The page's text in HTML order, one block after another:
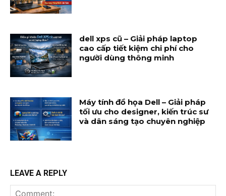
dell xps cũ – Giải pháp laptop
cao cấp tiết kiệm chi phí cho
người dùng thông minh
Máy tính đồ họa Dell – Giải pháp
tối ưu cho designer, kiến trúc sư
và dân sáng tạo chuyên nghiệp
LEAVE A REPLY